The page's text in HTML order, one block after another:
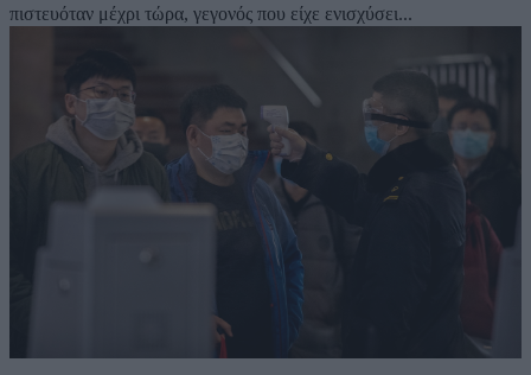
πιστευόταν μέχρι τώρα, γεγονός που είχε ενισχύσει...